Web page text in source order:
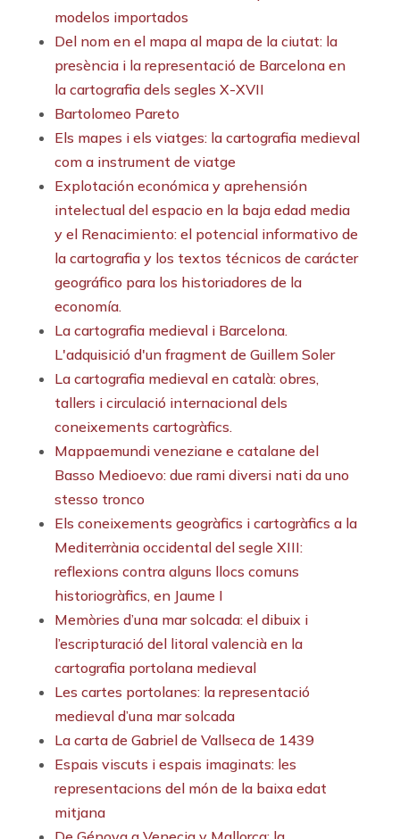
modelos importados
Del nom en el mapa al mapa de la ciutat: la
presència i la representació de Barcelona en
la cartografia dels segles X-XVII
Bartolomeo Pareto
Els mapes i els viatges: la cartografia medieval
com a instrument de viatge
Explotación económica y aprehensión
intelectual del espacio en la baja edad media
y el Renacimiento: el potencial informativo de
la cartografia y los textos técnicos de carácter
geográfico para los historiadores de la
economía.
La cartografia medieval i Barcelona.
L'adquisició d'un fragment de Guillem Soler
La cartografia medieval en català: obres,
tallers i circulació internacional dels
coneixements cartogràfics.
Mappaemundi veneziane e catalane del
Basso Medioevo: due rami diversi nati da uno
stesso tronco
Els coneixements geogràfics i cartogràfics a la
Mediterrània occidental del segle XIII:
reflexions contra alguns llocs comuns
historiogràfics, en Jaume I
Memòries d’una mar solcada: el dibuix i
l’escripturació del litoral valencià en la
cartografia portolana medieval
Les cartes portolanes: la representació
medieval d’una mar solcada
La carta de Gabriel de Vallseca de 1439
Espais viscuts i espais imaginats: les
representacions del món de la baixa edat
mitjana